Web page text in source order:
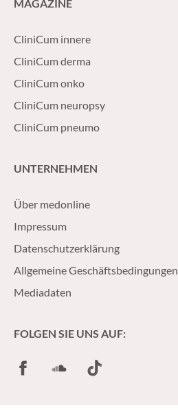
MAGAZINE
CliniCum innere
CliniCum derma
CliniCum onko
CliniCum neuropsy
CliniCum pneumo
UNTERNEHMEN
Über medonline
Impressum
Datenschutzerklärung
Allgemeine Geschäftsbedingungen
Mediadaten
FOLGEN SIE UNS AUF:
FacebookSoundCloud
TikTok